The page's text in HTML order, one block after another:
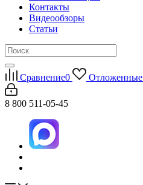
Контакты
Видеообзоры
Статьи
Сравнение0 Отложенные
8 800 511-05-45